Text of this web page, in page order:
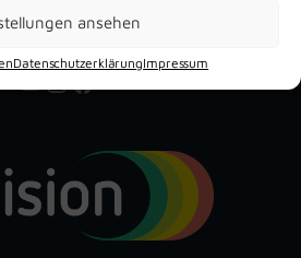
ansehen
DatenschutzerklärungImpressum
Instagram
Facebook